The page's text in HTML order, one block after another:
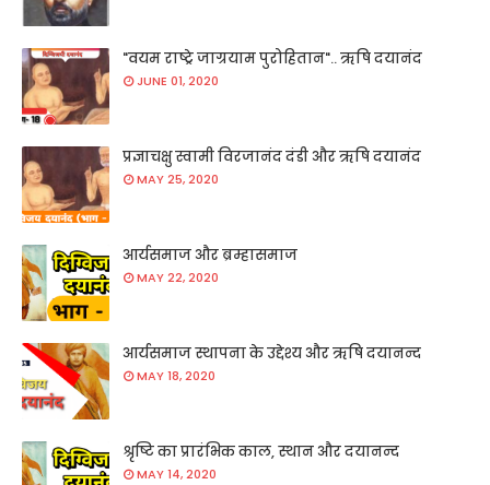
"वयम राष्ट्रे जाग्रयाम पुरोहितान".. ऋषि दयानंद
JUNE 01, 2020
प्रज्ञाचक्षु स्वामी विरजानंद दंडी और ऋषि दयानंद
MAY 25, 2020
आर्यसमाज और ब्रम्हासमाज
MAY 22, 2020
आर्यसमाज स्थापना के उद्देश्य और ऋषि दयानन्द
MAY 18, 2020
श्रृष्टि का प्रारंभिक काल, स्थान और दयानन्द
MAY 14, 2020